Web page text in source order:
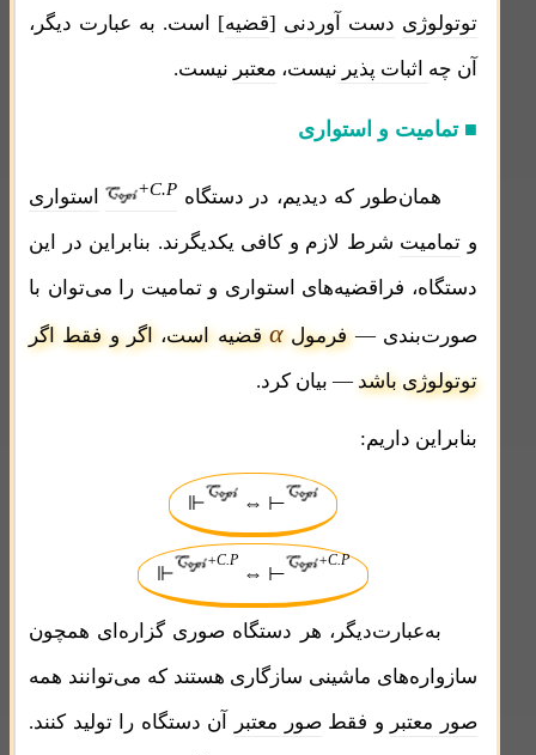
توتولوژی دست آوردنی [قضیه] است. به عبارت دیگر،
آن چه اثبات پذیر نیست، معتبر نیست.
■تمامیت و استواری
همان‌طور که دیدیم، در دستگاه +C.P
استواری
و تمامیت شرط لازم و کافی یکدیگرند. بنابراین در این
دستگاه، فراقضیه‌های استواری و تمامیت را می‌توان با
صورت‌بندی —فرمولαقضیه است، اگر و فقط اگر
توتولوژی باشد — بیان کرد.
بنابراین داریم:
⊩ ⇔ ⊢
⊩
+C.P
⇔ ⊢
+C.P
به‌عبارت‌دیگر، هر دستگاه صوری گزاره‌ای همچون
سازواره‌های ماشینی سازگاری هستند که می‌توانند همه
صور معتبر و فقطصور معتبر
آن دستگاه را تولید کنند.